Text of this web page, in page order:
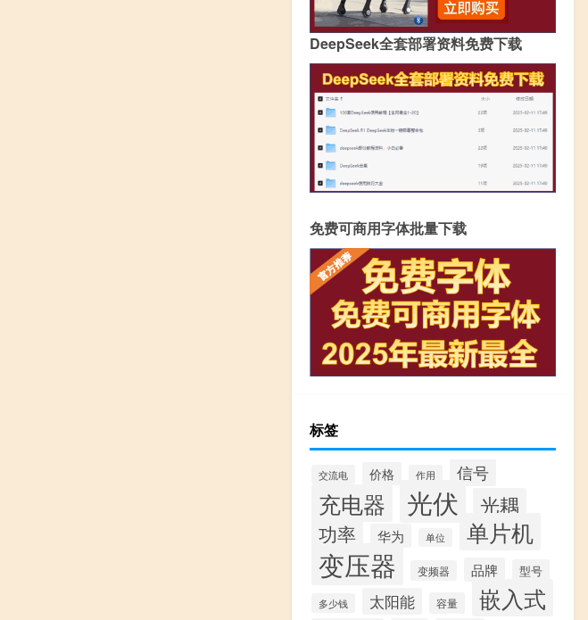
DeepSeek全套部署资料免费下载
免费可商用字体批量下载
标签
交流电 价格 作用 信号
充电器 光伏
光耦
功率
华为 单位 单片机
变压器 变频器 品牌 型号
多少钱 太阳能 容量 嵌入式